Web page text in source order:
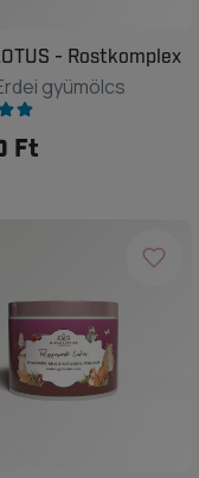
- Rostkomplex
gyümölcs
Ft